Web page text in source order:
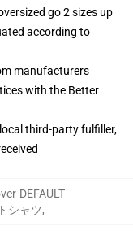
go 2 sizes up
according to
manufacturers
with the Better
third-party fulfiller,
DEFAULT
シャツ,